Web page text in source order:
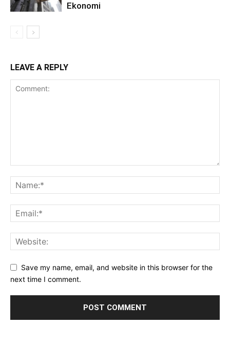
Ekonomi
LEAVE A REPLY
Save my name, email, and website in this browser for the
next time I comment.